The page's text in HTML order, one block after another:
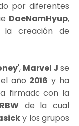
por diferentes
DaeNamHyup,
creación de
', Marvel J se
año 2016 y ha
firmado con la
RBW de la cual
y los grupos